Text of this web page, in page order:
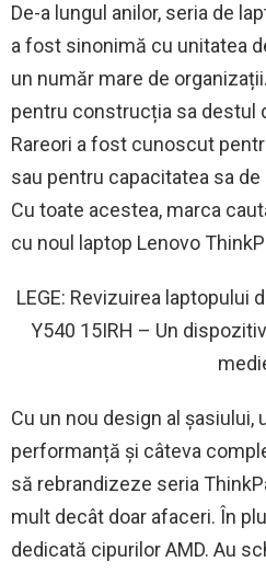
De-a lungul anilor, seria de
a fost sinonimă cu unitatea
un număr mare de
pentru construcția sa destul
Rareori a fost cunoscut
sau pentru capacitatea sa
Cu toate acestea, marca
cu noul laptop Lenovo
LEGE: Revizuirea laptopului
Y540 15IRH – Un
Cu un nou design al șasiului,
performanță și câteva
să rebrandizeze seria
mult decât doar afaceri. În
dedicată cipurilor AMD. Au